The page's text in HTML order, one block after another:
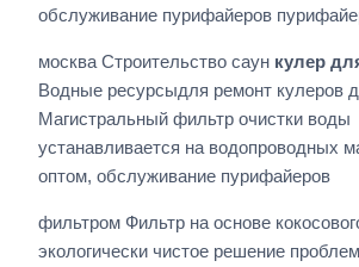
обслуживание пурифайеров
москва Строительство саун кулер
Водные ресурсыдля ремонт кулеров
Магистральный фильтр очистки воды
устанавливается на водопроводных
оптом, обслуживание пурифайеров
фильтром Фильтр на основе
экологически чистое решение